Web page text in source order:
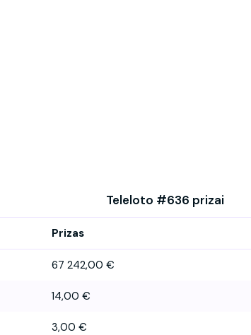
Teleloto #636 prizai
Prizas
67 242,00 €
14,00 €
3,00 €